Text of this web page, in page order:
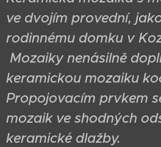
ve dvojím provední,
rodinnému domku v
Mozaiky nenásilně
keramickou mozaiku
Propojovacím prvkem
mozaik ve shodných
keramické dlažby.